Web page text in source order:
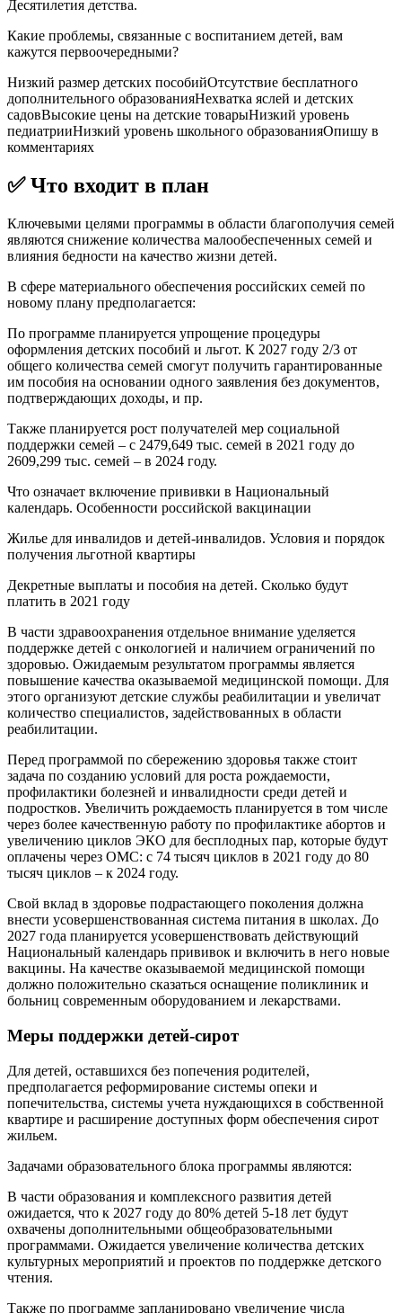
Десятилетия детства.
Какие проблемы, связанные с воспитанием детей, вам
кажутся первоочередными?
Низкий размер детских пособийОтсутствие бесплатного
дополнительного образованияНехватка яслей и детских
садовВысокие цены на детские товарыНизкий уровень
педиатрииНизкий уровень школьного образованияОпишу в
комментариях
✅ Что входит в план
Ключевыми целями программы в области благополучия семей
являются снижение количества малообеспеченных семей и
влияния бедности на качество жизни детей.
В сфере материального обеспечения российских семей по
новому плану предполагается:
По программе планируется упрощение процедуры
оформления детских пособий и льгот. К 2027 году 2/3 от
общего количества семей смогут получить гарантированные
им пособия на основании одного заявления без документов,
подтверждающих доходы, и пр.
Также планируется рост получателей мер социальной
поддержки семей – с 2479,649 тыс. семей в 2021 году до
2609,299 тыс. семей – в 2024 году.
Что означает включение прививки в Национальный
календарь. Особенности российской вакцинации
Жилье для инвалидов и детей-инвалидов. Условия и порядок
получения льготной квартиры
Декретные выплаты и пособия на детей. Сколько будут
платить в 2021 году
В части здравоохранения отдельное внимание уделяется
поддержке детей с онкологией и наличием ограничений по
здоровью. Ожидаемым результатом программы является
повышение качества оказываемой медицинской помощи. Для
этого организуют детские службы реабилитации и увеличат
количество специалистов, задействованных в области
реабилитации.
Перед программой по сбережению здоровья также стоит
задача по созданию условий для роста рождаемости,
профилактики болезней и инвалидности среди детей и
подростков. Увеличить рождаемость планируется в том числе
через более качественную работу по профилактике абортов и
увеличению циклов ЭКО для бесплодных пар, которые будут
оплачены через ОМС: с 74 тысяч циклов в 2021 году до 80
тысяч циклов – к 2024 году.
Свой вклад в здоровье подрастающего поколения должна
внести усовершенствованная система питания в школах. До
2027 года планируется усовершенствовать действующий
Национальный календарь прививок и включить в него новые
вакцины. На качестве оказываемой медицинской помощи
должно положительно сказаться оснащение поликлиник и
больниц современным оборудованием и лекарствами.
Меры поддержки детей-сирот
Для детей, оставшихся без попечения родителей,
предполагается реформирование системы опеки и
попечительства, системы учета нуждающихся в собственной
квартире и расширение доступных форм обеспечения сирот
жильем.
Задачами образовательного блока программы являются:
В части образования и комплексного развития детей
ожидается, что к 2027 году до 80% детей 5-18 лет будут
охвачены дополнительными общеобразовательными
программами. Ожидается увеличение количества детских
культурных мероприятий и проектов по поддержке детского
чтения.
Также по программе запланировано увеличение числа